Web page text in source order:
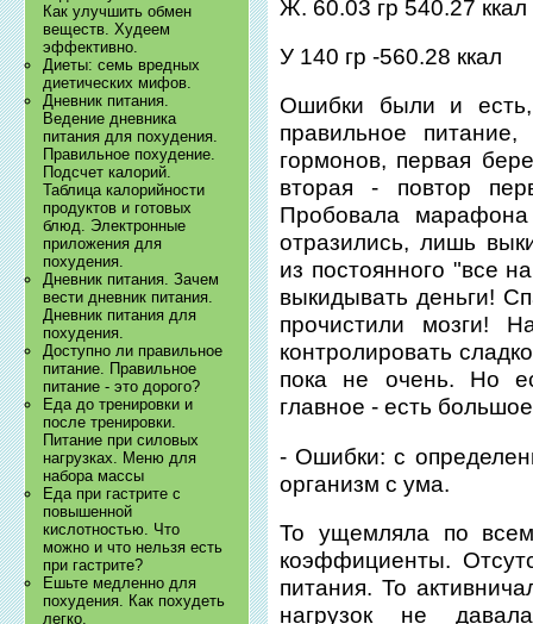
Как улучшить обмен
веществ. Худеем
эффективно.
Диеты: семь вредных
диетических мифов.
Дневник питания.
Ведение дневника
питания для похудения.
Правильное похудение.
Подсчет калорий.
Таблица калорийности
продуктов и готовых
блюд. Электронные
приложения для
похудения.
Дневник питания. Зачем
вести дневник питания.
Дневник питания для
похудения.
Доступно ли правильное
питание. Правильное
питание - это дорого?
Еда до тренировки и
после тренировки.
Питание при силовых
нагрузках. Меню для
набора массы
Еда при гастрите с
повышенной
кислотностью. Что
можно и что нельзя есть
при гастрите?
Ешьте медленно для
похудения. Как похудеть
легко.
Ж. 60.03 гр 540.27 ккал
У 140 гр -560.28 ккал
Ошибки были и
правильное
гормонов, первая
вторая - повтор
Пробовала
отразились, лишь
из постоянного "все
выкидывать деньги!
прочистили мозги!
контролировать
пока не очень. Но
главное - есть
- Ошибки: с
организм с ума.
То ущемляла по
коэффициенты.
питания. То
нагрузок не